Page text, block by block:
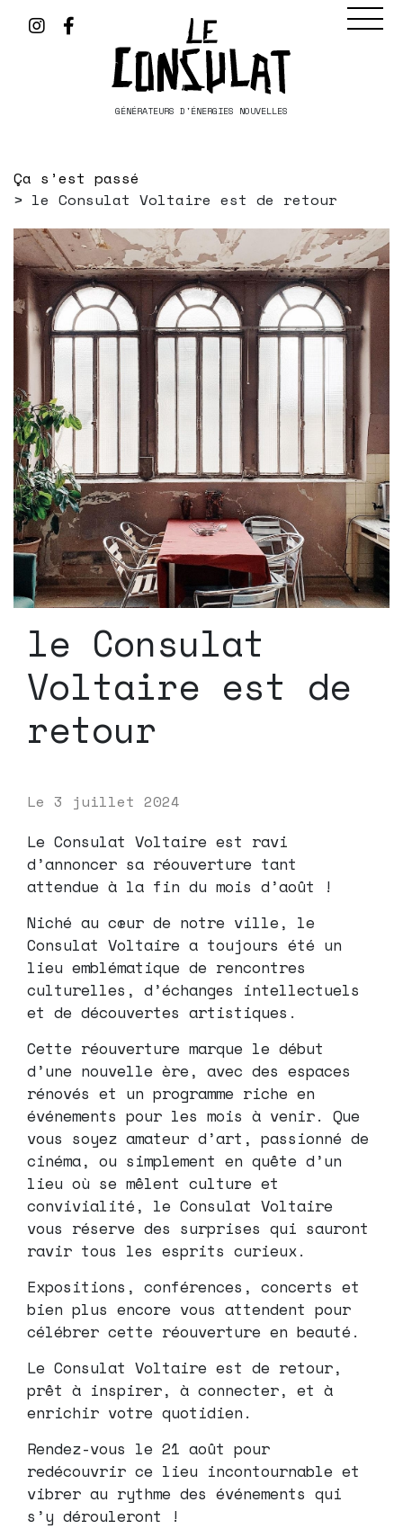
GÉNÉRATEURS D'ÉNERGIES NOUVELLES
Ça s’est passé
le Consulat Voltaire est de retour
le Consulat
Voltaire est de
retour
Le 3 juillet 2024
Le Consulat Voltaire est ravi
d’annoncer sa réouverture tant
attendue à la fin du mois d’août !
Niché au cœur de notre ville, le
Consulat Voltaire a toujours été un
lieu emblématique de rencontres
culturelles, d’échanges intellectuels
et de découvertes artistiques.
Cette réouverture marque le début
d’une nouvelle ère, avec des espaces
rénovés et un programme riche en
événements pour les mois à venir. Que
vous soyez amateur d’art, passionné de
cinéma, ou simplement en quête d’un
lieu où se mêlent culture et
convivialité, le Consulat Voltaire
vous réserve des surprises qui sauront
ravir tous les esprits curieux.
Expositions, conférences, concerts et
bien plus encore vous attendent pour
célébrer cette réouverture en beauté.
Le Consulat Voltaire est de retour,
prêt à inspirer, à connecter, et à
enrichir votre quotidien.
Rendez-vous le 21 août pour
redécouvrir ce lieu incontournable et
vibrer au rythme des événements qui
s’y dérouleront !